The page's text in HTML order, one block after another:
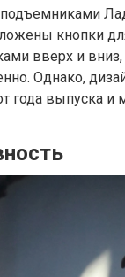
кнопки
вверх и
Однако,
года выпуска